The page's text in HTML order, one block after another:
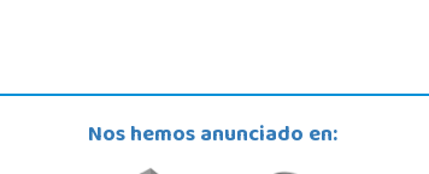
N. Pol. Casa Grande III Manzana A-2(PLUS)
POCAS UNIDADESNos hemos anunciado en: